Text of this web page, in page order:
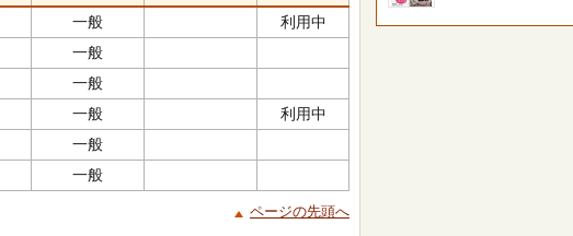
一般
利用中
一般
一般
一般
利用中
一般
一般
ページの先頭へ